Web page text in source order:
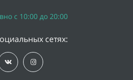
с 10:00 до 20:00
сетях: